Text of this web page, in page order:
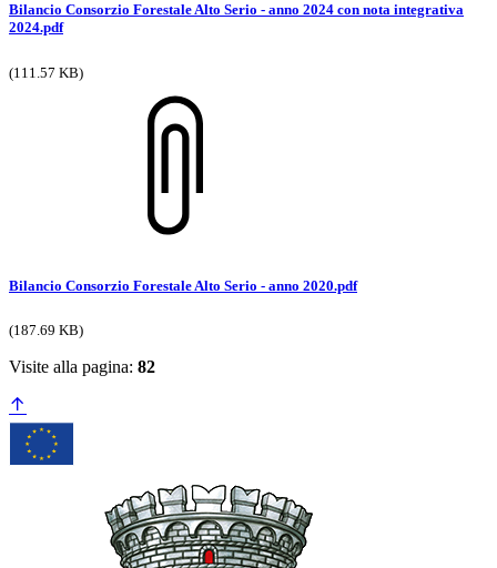
Bilancio Consorzio Forestale Alto Serio - anno 2024 con nota integrativa
2024.pdf
(111.57 KB)
Bilancio Consorzio Forestale Alto Serio - anno 2020.pdf
(187.69 KB)
Visite alla pagina: 82